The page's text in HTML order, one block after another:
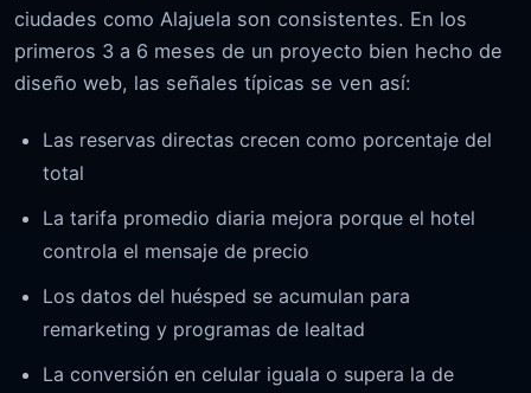
ciudades como Alajuela son consistentes. En los
primeros 3 a 6 meses de un proyecto bien hecho de
diseño web, las señales típicas se ven así:
Las reservas directas crecen como porcentaje del
total
La tarifa promedio diaria mejora porque el hotel
controla el mensaje de precio
Los datos del huésped se acumulan para
remarketing y programas de lealtad
La conversión en celular iguala o supera la de